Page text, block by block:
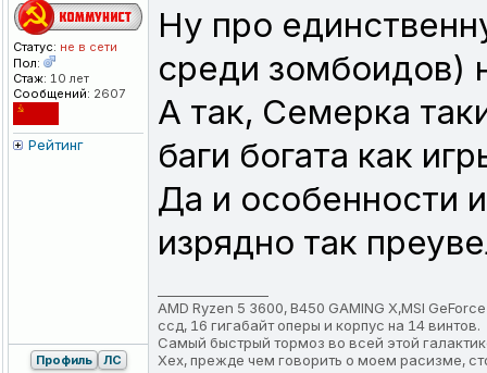
Статус: не в сети
Пол:
Стаж: 10 лет
Сообщений: 2607
Рейтинг
Ну про
среди зомбоидов)
А так, Семерка
баги богата как
Да и особенности
изрядно так
AMD Ryzen 5 3600, B450 GAMING X,MSI
ссд, 16 гигабайт оперы и корпус на 14 винтов.
Самый быстрый тормоз во всей этой
Хех, прежде чем говорить о моем расизме,
Профиль ЛС